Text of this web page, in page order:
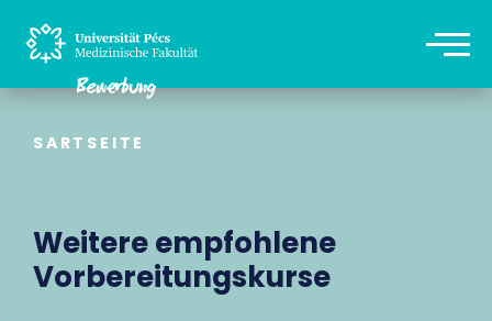
SARTSEITE
Weitere empfohlene
Vorbereitungskurse